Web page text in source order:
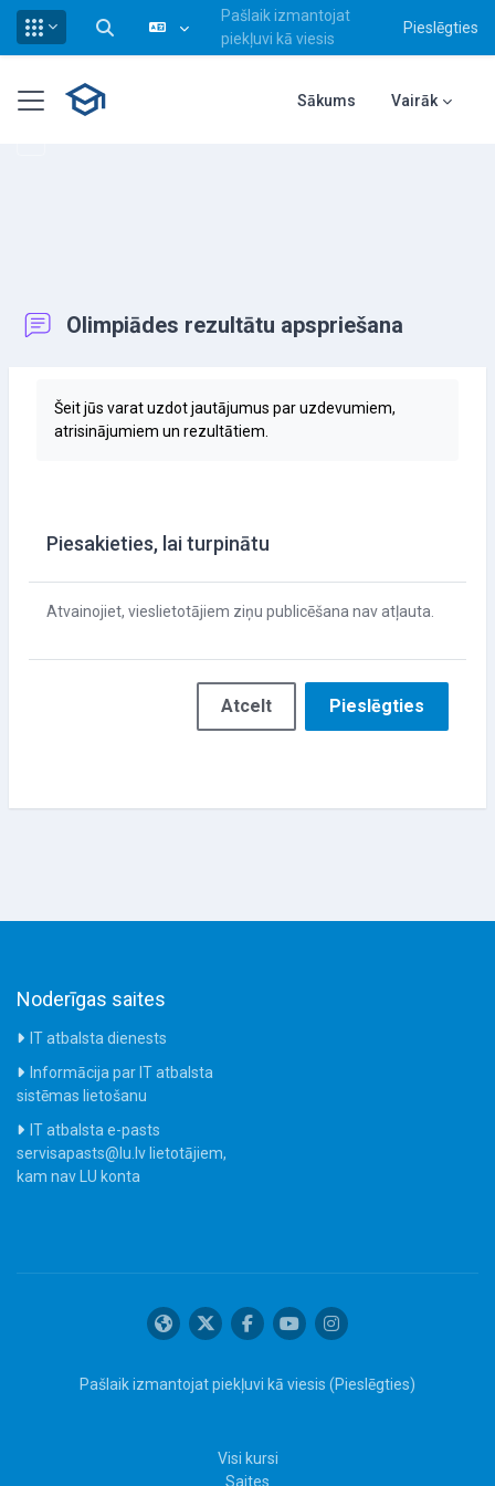
Pārslēgt meklēšanas ievadi
Pašlaik izmantojat
piekļuvi kā viesis
Pieslēgties
Sānu panelis Sākums Vairāk
Olimpiādes rezultātu apspriešana
Šeit jūs varat uzdot jautājumus par uzdevumiem,
atrisinājumiem un rezultātiem.
Piesakieties, lai turpinātu
Atvainojiet, vieslietotājiem ziņu publicēšana nav atļauta.
Atcelt Pieslēgties
Noderīgas saites
IT atbalsta dienests
Informācija par IT atbalsta
sistēmas lietošanu
IT atbalsta e-pasts
servisapasts@lu.lv lietotājiem,
kam nav LU konta
Pašlaik izmantojat piekļuvi kā viesis (Pieslēgties)
Visi kursi
Saites